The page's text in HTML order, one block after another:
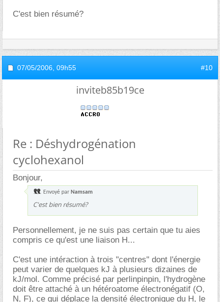
C'est bien résumé?
07/05/2006, 09h55 #10
inviteb85b19ce
Re : Déshydrogénation
cyclohexanol
Bonjour,
Envoyé par Namsam
C'est bien résumé?
Personnellement, je ne suis pas certain que tu aies
compris ce qu'est une liaison H...
C'est une intéraction à trois "centres" dont l'énergie
peut varier de quelques kJ à plusieurs dizaines de
kJ/mol. Comme précisé par perlinpinpin, l'hydrogène
doit être attaché à un hétéroatome électronégatif (O,
N, F), ce qui déplace la densité électronique du H, le